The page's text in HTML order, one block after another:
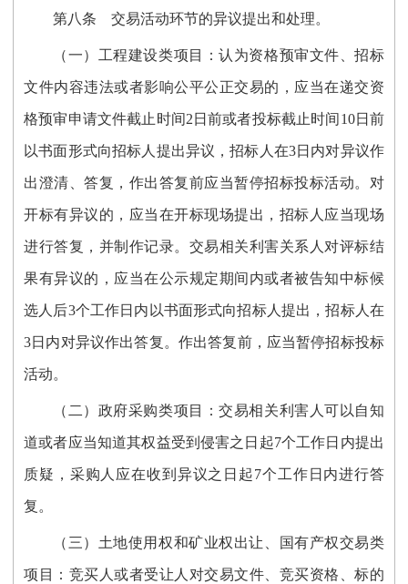
第八条 交易活动环节的异议提出和处理。
（一）工程建设类项目：认为资格预审文件、招标
文件内容违法或者影响公平公正交易的，应当在递交资
格预审申请文件截止时间2日前或者投标截止时间10日前
以书面形式向招标人提出异议，招标人在3日内对异议作
出澄清、答复，作出答复前应当暂停招标投标活动。对
开标有异议的，应当在开标现场提出，招标人应当现场
进行答复，并制作记录。交易相关利害关系人对评标结
果有异议的，应当在公示规定期间内或者被告知中标候
选人后3个工作日内以书面形式向招标人提出，招标人在
3日内对异议作出答复。作出答复前，应当暂停招标投标
活动。
（二）政府采购类项目：交易相关利害人可以自知
道或者应当知道其权益受到侵害之日起7个工作日内提出
质疑，采购人应在收到异议之日起7个工作日内进行答
复。
（三）土地使用权和矿业权出让、国有产权交易类
项目：竞买人或者受让人 对交易文件、竞买资格、标的